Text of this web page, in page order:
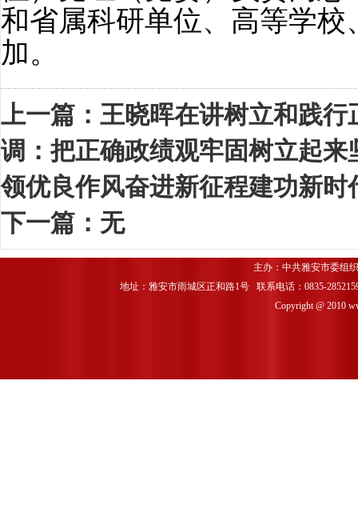
和省属科研单位、高等学
加。
上一篇： 王晓晖在讲树立和践
调：把正确政绩观牢固树立起
领优良作风奋进新征程建功新时
下一篇：无
主办：中共雅安市委组
地址：雅安市雨城区正和路1号 联系电话：0835-
Copyright @ 2010